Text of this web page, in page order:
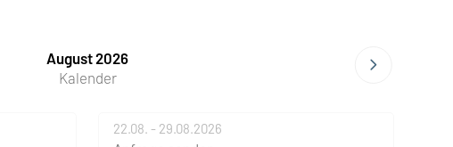
August 2026
Kalender
22.08. - 29.08.2026